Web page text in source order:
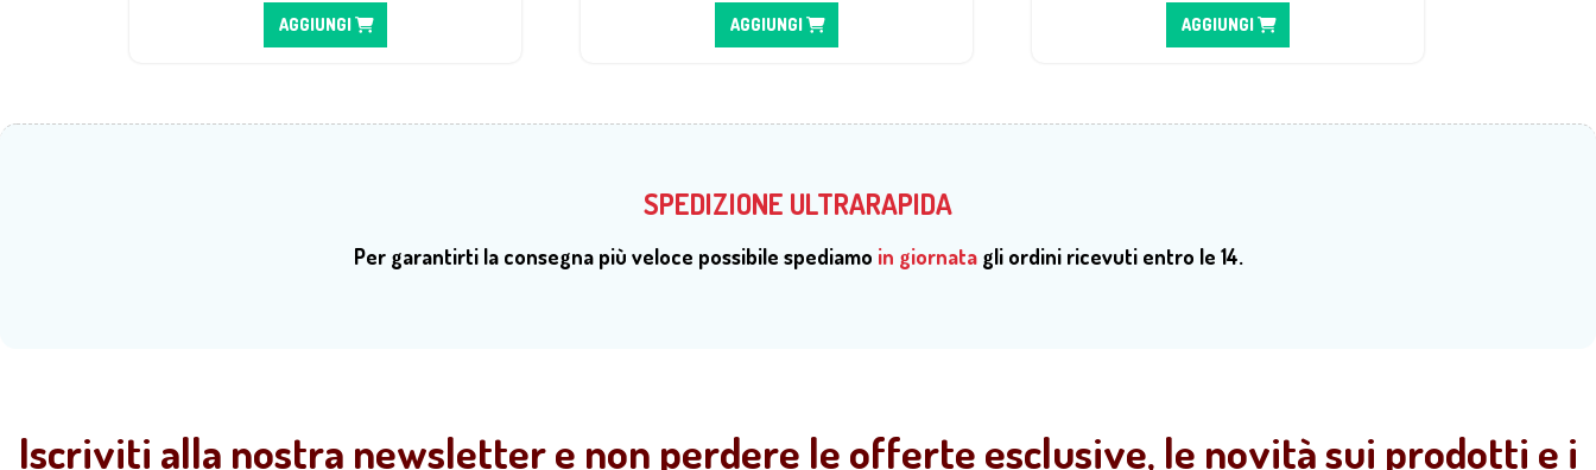
AGGIUNGI AGGIUNGI AGGIUNGI
SPEDIZIONE ULTRARAPIDA
Per garantirti la consegna più veloce possibile spediamo in giornatagli ordini ricevuti entro le 14.
Iscriviti alla nostra newsletter e non perdere le offerte esclusive, le novità sui prodotti e i